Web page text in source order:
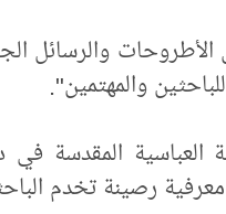
والرسائل
والمهتمين".
المقدسة في
معرفية رصينة تخدم